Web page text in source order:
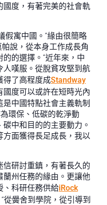
國度，有著完美的社會軌
假寓中國。“緣由很簡略
說，從本身工作成長角
的選擇。“近年來，中
人嘆服。從脫貧攻堅到航
得了高程度成Standway
國度可以或許在短時光內
中國特點社會主義軌制
環保、低碳的乾淨動
中和目的的主要動力。
方面獲得長足成長，我以
研討重鎮，有著長久的
州任務的緣由。更讓他
、科研任務供給iRock
從黌舍到學院，從引導到